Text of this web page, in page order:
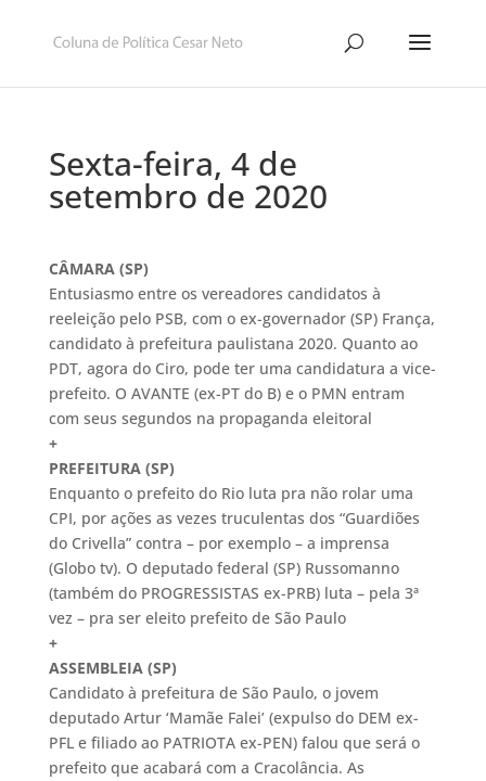
Sexta-feira, 4 de
setembro de 2020
CÂMARA (SP)
Entusiasmo entre os vereadores candidatos à
reeleição pelo PSB, com o ex-governador (SP) França,
candidato à prefeitura paulistana 2020. Quanto ao
PDT, agora do Ciro, pode ter uma candidatura a vice-
prefeito. O AVANTE (ex-PT do B) e o PMN entram
com seus segundos na propaganda eleitoral
+
PREFEITURA (SP)
Enquanto o prefeito do Rio luta pra não rolar uma
CPI, por ações as vezes truculentas dos “Guardiões
do Crivella” contra – por exemplo – a imprensa
(Globo tv). O deputado federal (SP) Russomanno
(também do PROGRESSISTAS ex-PRB) luta – pela 3ª
vez – pra ser eleito prefeito de São Paulo
+
ASSEMBLEIA (SP)
Candidato à prefeitura de São Paulo, o jovem
deputado Artur ‘Mamãe Falei’ (expulso do DEM ex-
PFL e filiado ao PATRIOTA ex-PEN) falou que será o
prefeito que acabará com a Cracolância. As